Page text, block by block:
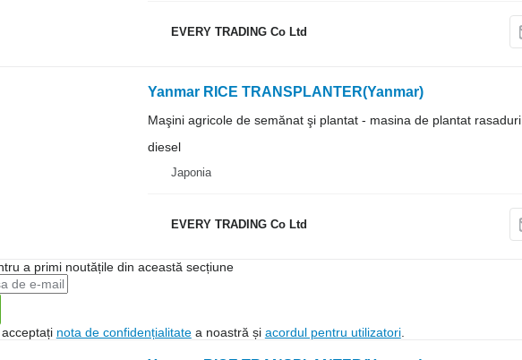
EVERY TRADING Co Ltd
Yanmar RICE TRANSPLANTER(Yanmar)
Maşini agricole de semănat şi plantat - masina de plantat rasaduri
diesel
Japonia
EVERY TRADING Co Ltd
a primi noutățile din această secțiune
nota de confidențialitatea noastră și acordul pentru utilizatori.